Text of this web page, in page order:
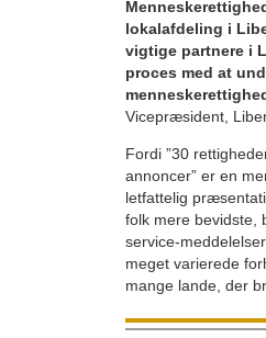
lokalafdeling i
vigtige partnere i
proces med at
Vicepræsident,
Fordi ”30
annoncer” er en
letfattelig
folk mere bevidste,
service-
meget varierede
mange lande, der